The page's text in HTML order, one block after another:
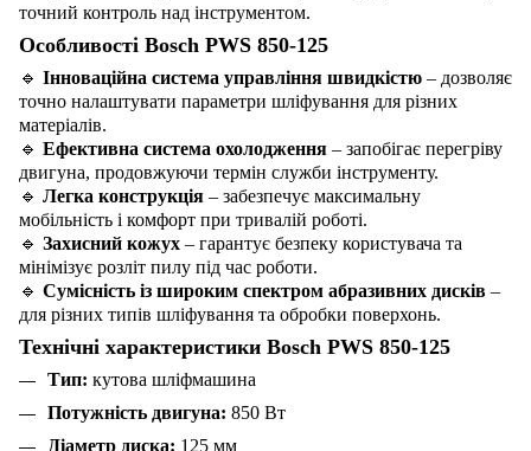
точний контроль над інструментом.
Особливості Bosch PWS 850-125
🔹 Інноваційна система управління швидкістю – дозволяє
точно налаштувати параметри шліфування для різних
матеріалів.
🔹 Ефективна система охолодження – запобігає перегріву
двигуна, продовжуючи термін служби інструменту.
🔹 Легка конструкція – забезпечує максимальну
мобільність і комфорт при тривалій роботі.
🔹 Захисний кожух – гарантує безпеку користувача та
мінімізує розліт пилу під час роботи.
🔹 Сумісність із широким спектром абразивних дисків –
для різних типів шліфування та обробки поверхонь.
Технічні характеристики Bosch PWS 850-125
Тип: кутова шліфмашина
Потужність двигуна: 850 Вт
Діаметр диска: 125 мм